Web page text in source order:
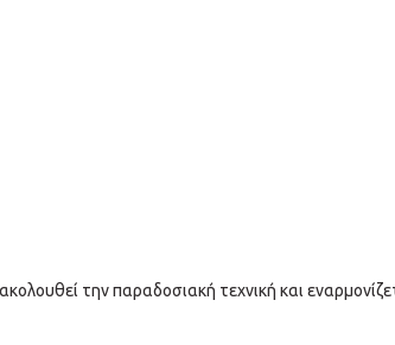
την παραδοσιακή τεχνική και